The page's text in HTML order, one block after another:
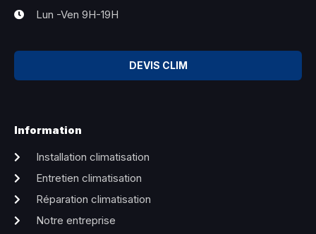
Lun -Ven 9H-19H
DEVIS CLIM
Information
Installation climatisation
Entretien climatisation
Réparation climatisation
Notre entreprise